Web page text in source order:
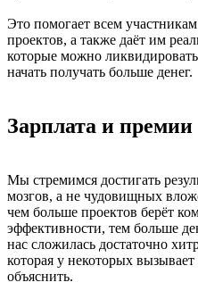
Это помогает всем
проектов, а также даёт им
которые можно
начать получать больше денег.
Зарплата и премии
Мы стремимся достигать
мозгов, а не чудовищных
чем больше проектов берёт
эффективности, тем больше
нас сложилась достаточно
которая у некоторых
объяснить.